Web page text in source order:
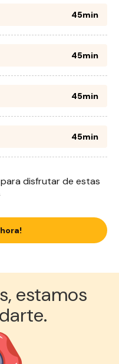
45min
45min
45min
45min
disfrutar de estas
estamos